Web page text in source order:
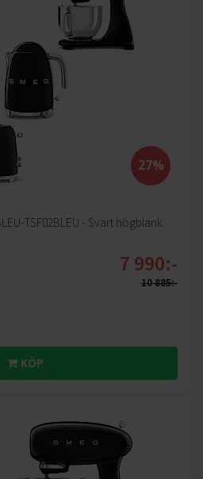
27%
TSF02BLEU - Svart högblank
7 990:-
10 885:-
KÖP